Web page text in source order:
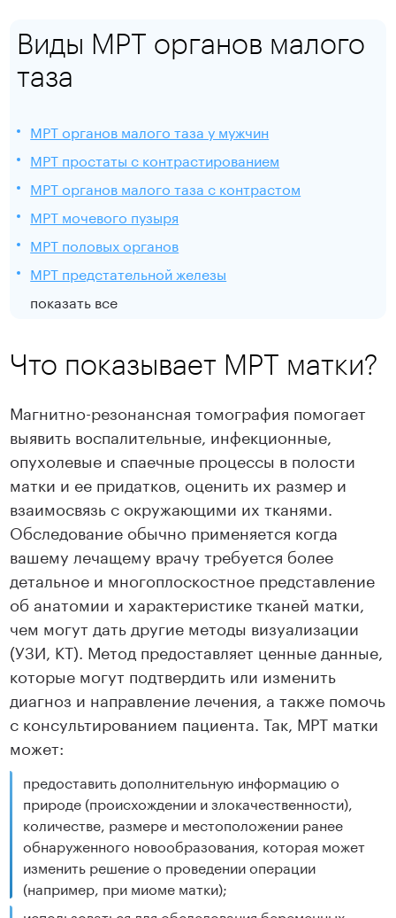
Виды МРТ органов малого
таза
МРТ органов малого таза у мужчин
МРТ простаты с контрастированием
МРТ органов малого таза с контрастом
МРТ мочевого пузыря
МРТ половых органов
МРТ предстательной железы
показать все
Что показывает МРТ матки?
Магнитно-резонансная томография помогает
выявить воспалительные, инфекционные,
опухолевые и спаечные процессы в полости
матки и ее придатков, оценить их размер и
взаимосвязь с окружающими их тканями.
Обследование обычно применяется когда
вашему лечащему врачу требуется более
детальное и многоплоскостное представление
об анатомии и характеристике тканей матки,
чем могут дать другие методы визуализации
(УЗИ, КТ). Метод предоставляет ценные данные,
которые могут подтвердить или изменить
диагноз и направление лечения, а также помочь
с консультированием пациента. Так, МРТ матки
может:
предоставить дополнительную информацию о
природе (происхождении и злокачественности),
количестве, размере и местоположении ранее
обнаруженного новообразования, которая может
изменить решение о проведении операции
(например, при миоме матки);